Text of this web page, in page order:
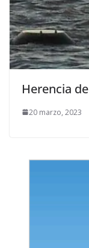
Herencia
20 marzo, 2023